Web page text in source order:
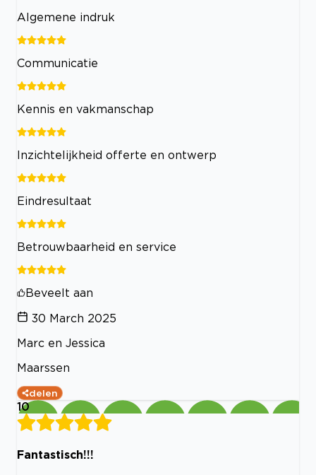
Algemene indruk
Communicatie
Kennis en vakmanschap
Inzichtelijkheid offerte en ontwerp
Eindresultaat
Betrouwbaarheid en service
Beveelt aan
30 March 2025
Marc en Jessica
Maarssen
delen
10
Fantastisch!!!